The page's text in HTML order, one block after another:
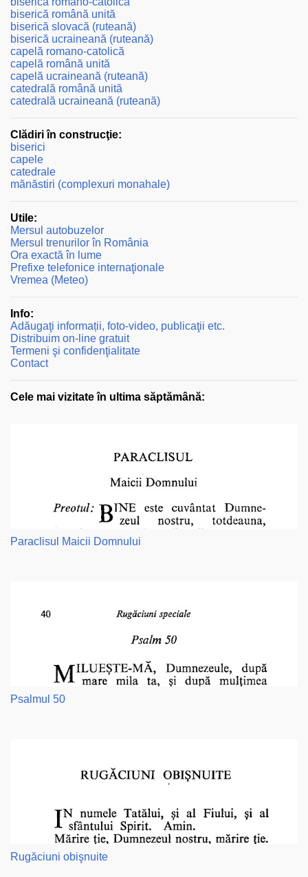
biserică română unită
biserică slovacă (ruteană)
biserică ucraineană (ruteană)
capelă romano-catolică
capelă română unită
capelă ucraineană (ruteană)
catedrală română unită
catedrală ucraineană (ruteană)
Clădiri în construcţie:
biserici
capele
catedrale
mănăstiri (complexuri monahale)
Utile:
Mersul autobuzelor
Mersul trenurilor în România
Ora exactă în lume
Prefixe telefonice internaţionale
Vremea (Meteo)
Info:
Adăugaţi informații, foto-video, publicaţii etc.
Distribuim on-line gratuit
Termeni şi confidenţialitate
Contact
Cele mai vizitate în ultima săptămână:
Paraclisul Maicii Domnului
Psalmul 50
Rugăciuni obişnuite